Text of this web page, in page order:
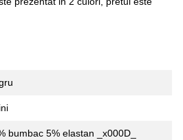
bumbac 5% elastan _x000D_